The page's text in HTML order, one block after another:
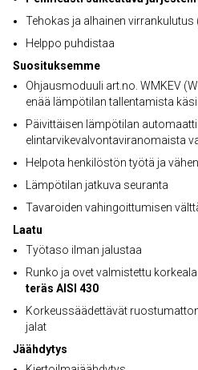
Tehokas ja alhainen
Helppo puhdistaa
Suosituksemme
Ohjausmoduuli art.no. WMKEV
enää lämpötilan tallentamista
Päivittäisen lämpötilan
elintarvikevalvontaviranomaista
Helpota henkilöstön työtä ja
Lämpötilan jatkuva seuranta
Tavaroiden vahingoittumisen
Laatu
Työtaso ilman jalustaa
Runko ja ovet valmistettu
teräs AISI 430
Korkeussäädettävät
jalat
Jäähdytys